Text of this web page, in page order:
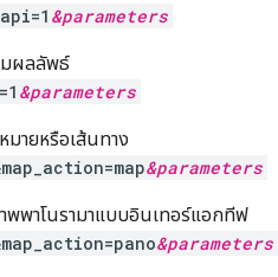
&parameters
มผลลัพธ์
&parameters
มายหรือเส้นทาง
&parameters
พพาโนรามาแบบอินเทอร์แอกทีฟ
&parameters